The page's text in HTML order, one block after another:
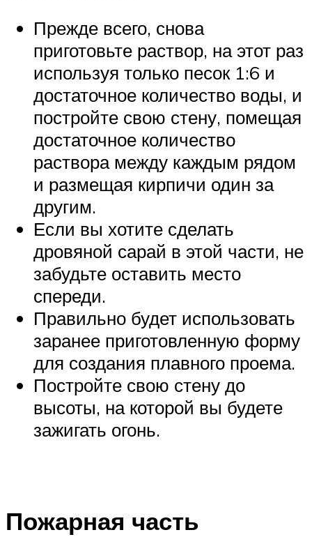
Прежде всего, снова
приготовьте раствор, на этот раз
используя только песок 1:6 и
достаточное количество воды, и
постройте свою стену, помещая
достаточное количество
раствора между каждым рядом
и размещая кирпичи один за
другим.
Если вы хотите сделать
дровяной сарай в этой части, не
забудьте оставить место
спереди.
Правильно будет использовать
заранее приготовленную форму
для создания плавного проема.
Постройте свою стену до
высоты, на которой вы будете
зажигать огонь.
Пожарная часть